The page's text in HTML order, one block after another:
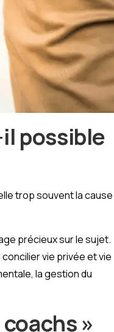
possible
trop souvent la cause
précieux sur le sujet.
vie privée et vie
la gestion du
»